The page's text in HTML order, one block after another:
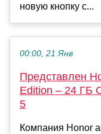
новую кнопку с...
00:00, 21 Янв
Представлен
Edition – 24 ГБ
5
Компания Honor